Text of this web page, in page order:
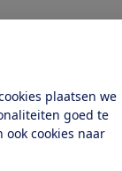
plaatsen we
goed te
cookies naar